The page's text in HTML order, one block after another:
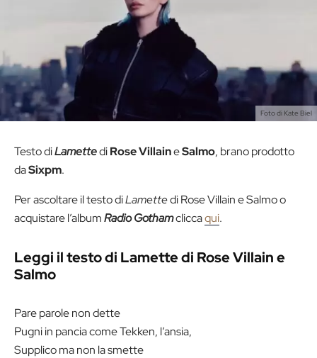
Foto di Kate Biel
Testo diLamettediRose VillaineSalmo, brano prodotto
daSixpm.
Per ascoltare il testo diLamettedi Rose Villain e Salmo o
acquistare l’albumRadio Gothamcliccaqui.
Leggi il testo di Lamette di Rose Villain e
Salmo
Pare parole non dette
Pugni in pancia come Tekken, l’ansia,
Supplico ma non la smette